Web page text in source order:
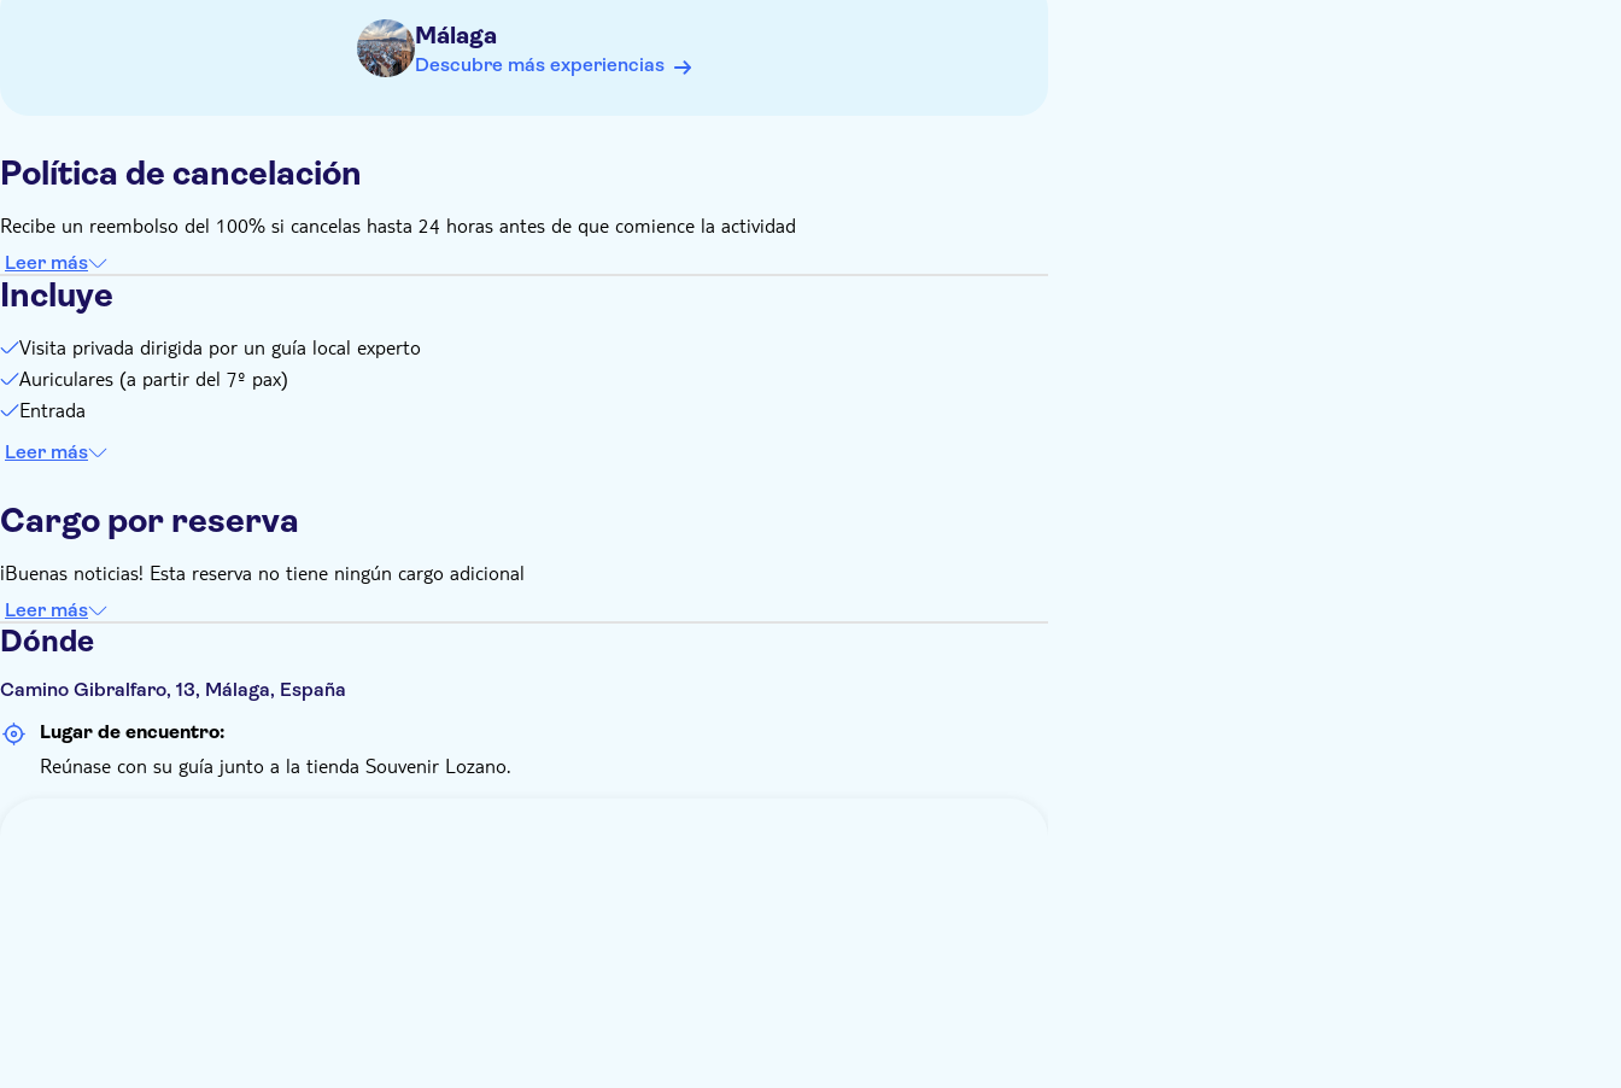
Málaga
Descubre más experiencias
Política de cancelación
Recibe un reembolso del 100% si cancelas hasta 24 horas antes de que comience la actividad
Leer más
Incluye
Visita privada dirigida por un guía local experto
Auriculares (a partir del 7º pax)
Entrada
Leer más
Cargo por reserva
¡Buenas noticias! Esta reserva no tiene ningún cargo adicional
Leer más
Dónde
Camino Gibralfaro, 13, Málaga, España
Lugar de encuentro:
Reúnase con su guía junto a la tienda Souvenir Lozano.